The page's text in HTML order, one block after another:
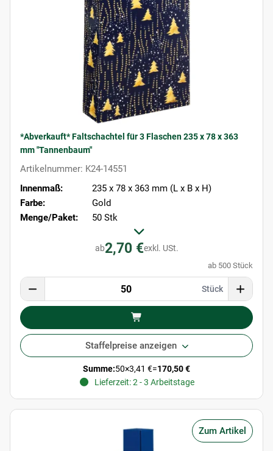
*Abverkauft* Faltschachtel für 3 Flaschen 235 x 78 x 363
mm "Tannenbaum"
Artikelnummer: K24-14551
Innenmaß:
235 x 78 x 363 mm (L x B x H)
Farbe:
Gold
Menge/Paket:
50 Stk
ab2,70 €exkl. USt.
ab 500 Stück
Stück
Staffelpreise anzeigen
Summe:50×3,41 €=170,50 €
Lieferzeit: 2 - 3 Arbeitstage
Zum Artikel